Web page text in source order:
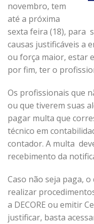
novembro, tem
até a próxima
sexta feira (18), para
causas justificáveis a
ou força maior, estar
por fim, ter o
Os profissionais que
ou que tiverem suas
pagar multa que
técnico em
contador. A multa
recebimento da
Caso não seja paga,
realizar
a DECORE ou emitir
justificar, basta